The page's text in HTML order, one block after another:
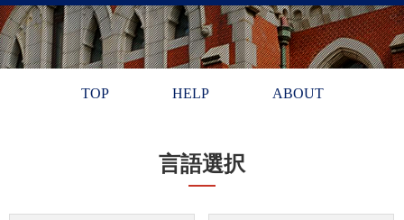
TOP HELP ABOUT
言語選択